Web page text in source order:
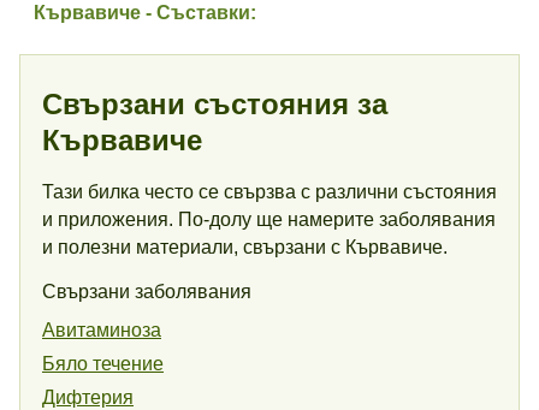
Кървавиче - Съставки:
Свързани състояния за
Кървавиче
Тази билка често се свързва с различни състояния
и приложения. По-долу ще намерите заболявания
и полезни материали, свързани с Кървавиче.
Свързани заболявания
Авитаминоза
Бяло течение
Дифтерия